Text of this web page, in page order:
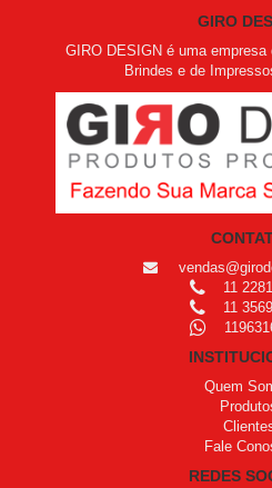
GIRO
GIRO DESIGN é uma
Brindes e de
11
11
Quem
Fale
REDES